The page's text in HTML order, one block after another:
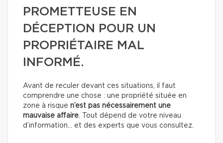
PROMETTEUSE EN
DÉCEPTION POUR UN
PROPRIÉTAIRE MAL
INFORMÉ.
Avant de reculer devant ces situations, il faut
comprendre une chose : une propriété située en
zone à risque n’est pas nécessairement une
mauvaise affaire. Tout dépend de votre niveau
d’information… et des experts que vous consultez.